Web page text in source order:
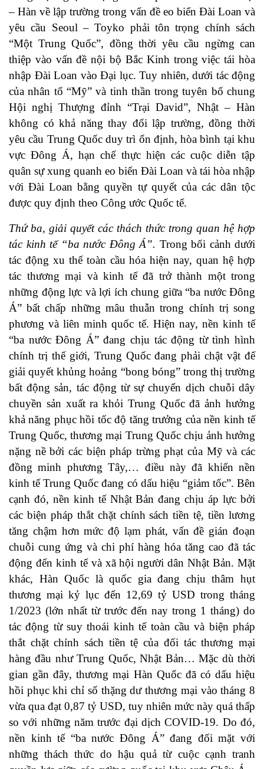
– Hàn về lập trường trong vấn đề eo biển Đài Loan và
yêu cầu Seoul – Toyko phải tôn trọng chính sách
“Một Trung Quốc”, đồng thời yêu cầu ngừng can
thiệp vào vấn đề nội bộ Bắc Kinh trong việc tái hòa
nhập Đài Loan vào Đại lục. Tuy nhiên, dưới tác động
của nhân tố “Mỹ” và tinh thần trong tuyên bố chung
Hội nghị Thượng đỉnh “Trại David”, Nhật – Hàn
không có khả năng thay đổi lập trường, đồng thời
yêu cầu Trung Quốc duy trì ổn định, hòa bình tại khu
vực Đông Á, hạn chế thực hiện các cuộc diễn tập
quân sự xung quanh eo biển Đài Loan và tái hòa nhập
với Đài Loan bằng quyền tự quyết của các dân tộc
được quy định theo Công ước Quốc tế.
Thứ ba, giải quyết các thách thức trong quan hệ hợp
tác kinh tế “ba nước Đông Á”. Trong bối cảnh dưới
tác động xu thế toàn cầu hóa hiện nay, quan hệ hợp
tác thương mại và kinh tế đã trở thành một trong
những động lực và lợi ích chung giữa “ba nước Đông
Á” bất chấp những mâu thuẫn trong chính trị song
phương và liên minh quốc tế. Hiện nay, nền kinh tế
“ba nước Đông Á” đang chịu tác động từ tình hình
chính trị thế giới, Trung Quốc đang phải chật vật để
giải quyết khủng hoảng “bong bóng” trong thị trường
bất động sản, tác động từ sự chuyển dịch chuỗi dây
chuyền sản xuất ra khỏi Trung Quốc đã ảnh hưởng
khả năng phục hồi tốc độ tăng trưởng của nền kinh tế
Trung Quốc, thương mại Trung Quốc chịu ảnh hưởng
nặng nề bởi các biện pháp trừng phạt của Mỹ và các
đồng minh phương Tây,… điều này đã khiến nền
kinh tế Trung Quốc đang có dấu hiệu “giảm tốc”. Bên
cạnh đó, nền kinh tế Nhật Bản đang chịu áp lực bởi
các biện pháp thắt chặt chính sách tiền tệ, tiền lương
tăng chậm hơn mức độ lạm phát, vấn đề gián đoạn
chuỗi cung ứng và chi phí hàng hóa tăng cao đã tác
động đến kinh tế và xã hội người dân Nhật Bản. Mặt
khác, Hàn Quốc là quốc gia đang chịu thâm hụt
thương mại kỷ lục đến 12,69 tỷ USD trong tháng
1/2023 (lớn nhất từ trước đến nay trong 1 tháng) do
tác động từ suy thoái kinh tế toàn cầu và biện pháp
thắt chặt chính sách tiền tệ của đối tác thương mại
hàng đầu như Trung Quốc, Nhật Bản… Mặc dù thời
gian gần đây, thương mại Hàn Quốc đã có dấu hiệu
hồi phục khi chỉ số thặng dư thương mại vào tháng 8
vừa qua đạt 0,87 tỷ USD, tuy nhiên mức này quá thấp
so với những năm trước đại dịch COVID-19. Do đó,
nền kinh tế “ba nước Đông Á” đang đối mặt với
những thách thức do hậu quả từ cuộc cạnh tranh